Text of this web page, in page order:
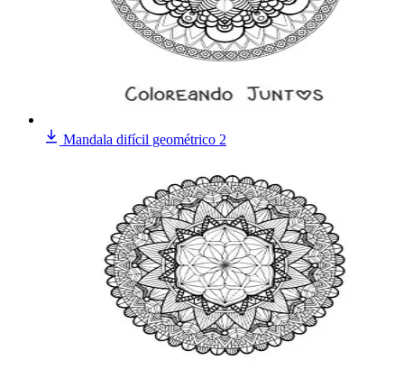
Mandala difícil geométrico 2